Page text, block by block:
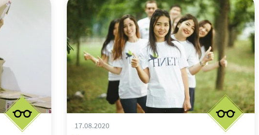
17.08.2020